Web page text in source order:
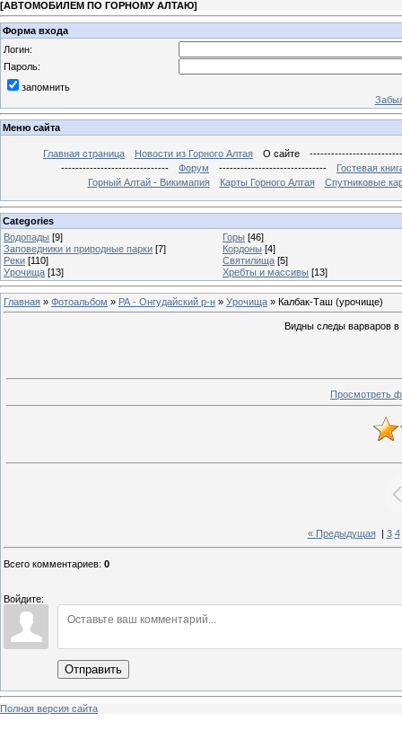
[АВТОМОБИЛЕМ ПО ГОРНОМУ АЛТАЮ]
Форма входа
Логин:
Пароль:
запомнить
Меню сайта
Главная страница Новости из Горного Алтая О сайте
------------------------------
Форум ------------------------------
Гостевая
Горный Алтай - Викимапия
Карты Горного Алтая Спутниковые
Categories
Водопады [9] Горы [46]
Заповедники и природные парки [7] Кордоны [4]
Реки [110] Святилища [5]
Урочища [13] Хребты и массивы [13]
Главная » Фотоальбом » РА - Онгудайский р-н » Урочища » Калбак-Таш (урочище)
Видны следы варваров в
Просмотреть
« Предыдущая| 3 4
Всего комментариев: 0
Войдите:
Отправить
Полная версия сайта